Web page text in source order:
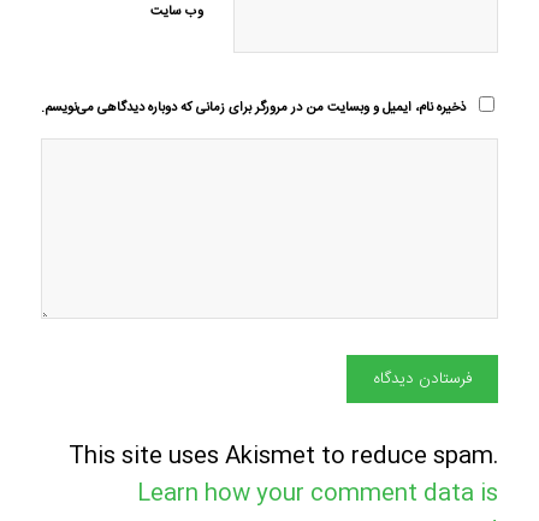
وب‌ سایت
ذخیره نام، ایمیل و وبسایت من در مرورگر برای زمانی که دوباره دیدگاهی می‌نویسم.
This site uses Akismet to reduce spam.
Learn how your comment data is